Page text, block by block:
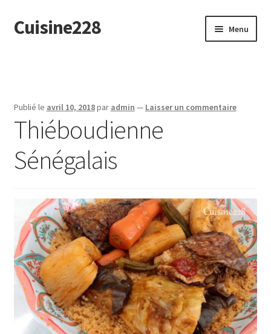
Aller
à
Aller
au
Cuisine228 Menu
Publié le avril 10, 2018par admin — Laisser un commentaire
Thiéboudienne
Sénégalais